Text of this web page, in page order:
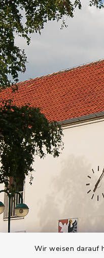
Wir weisen darauf